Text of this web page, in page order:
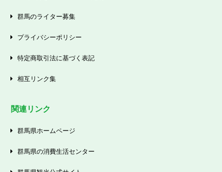
群馬のライター募集
プライバシーポリシー
特定商取引法に基づく表記
相互リンク集
関連リンク
群馬県ホームページ
群馬県の消費生活センター